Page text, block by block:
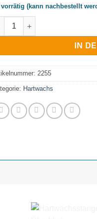
vorrätig (kann nachbestellt
Hartwachs Stangen
IN
2255
Hartwachs